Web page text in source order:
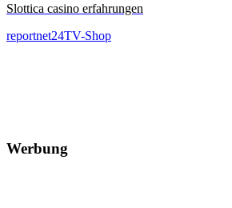
Slottica casino erfahrungen
reportnet24TV-Shop
Werbung